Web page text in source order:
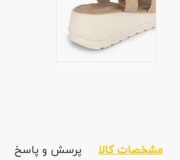
مشخصات کالا پرسش و پاسخ